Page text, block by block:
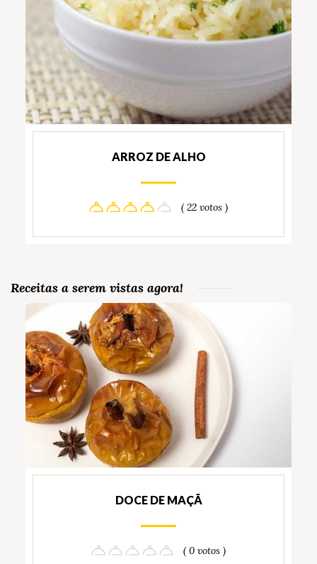
ARROZ DE ALHO
( 22 votos )
Receitas a serem vistas agora!
DOCE DE MAÇÃ
( 0 votos )